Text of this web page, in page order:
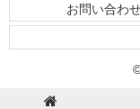
お問い合わ